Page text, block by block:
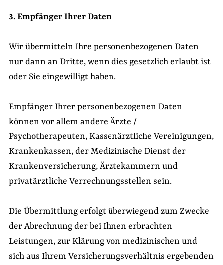
3. Empfänger Ihrer Daten
Wir übermitteln Ihre personenbezogenen Daten
nur dann an Dritte, wenn dies gesetzlich erlaubt ist
oder Sie eingewilligt haben.
Empfänger Ihrer personenbezogenen Daten
können vor allem andere Ärzte /
Psychotherapeuten, Kassenärztliche Vereinigungen,
Krankenkassen, der Medizinische Dienst der
Krankenversicherung, Ärztekammern und
privatärztliche Verrechnungsstellen sein.
Die Übermittlung erfolgt überwiegend zum Zwecke
der Abrechnung der bei Ihnen erbrachten
Leistungen, zur Klärung von medizinischen und
sich aus Ihrem Versicherungsverhältnis ergebenden